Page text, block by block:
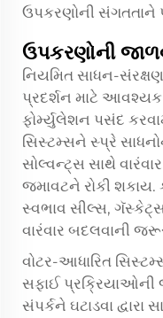
ઉપકરણોની સંગતતાને
ઉપકરણોની
નિયમિત સાધન-
પ્રદર્શન માટે
ફોર્મ્યુલેશન પસંદ
સિસ્ટમ્સને સ્પ્રે
સોલ્વન્ટ્સ સાથે
જમાવટને રોકી
સ્વભાવ સીલ્સ,
વારંવાર બદલવાની
વોટર-આધારિત
સફાઈ
સંપર્કને ઘટાડવા